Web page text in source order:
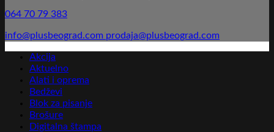
064 70 79 383
info@plusbeograd.com prodaja@plusbeograd.com
Akcija
Aktuelno
Alati i oprema
Bedževi
Blok za pisanje
Brošure
Digitalna štampa